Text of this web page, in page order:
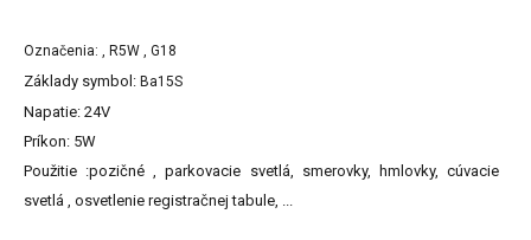
Označenia: , R5W , G18
Základy symbol: Ba15S
Napatie: 24V
Príkon: 5W
Použitie :pozičné , parkovacie svetlá, smerovky, hmlovky, cúvacie
svetlá , osvetlenie registračnej tabule, ...